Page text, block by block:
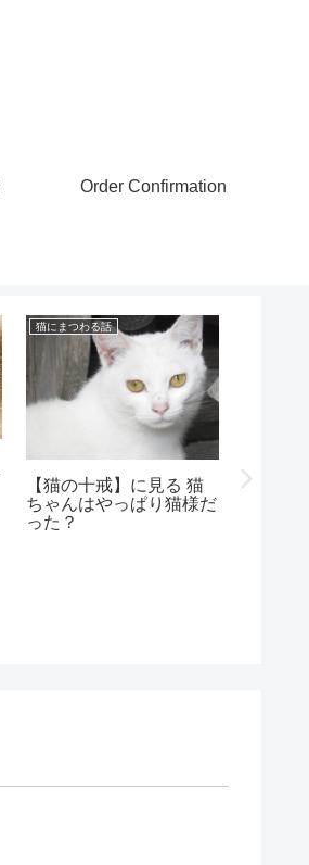
Order Confirmation
猫にまつわる話
【猫の十戒】に見る 猫
ちゃんはやっぱり猫様だ
った？
猫のお